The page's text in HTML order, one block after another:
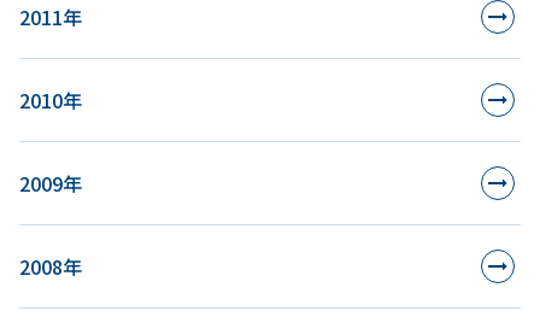
2011年
2010年
2009年
2008年